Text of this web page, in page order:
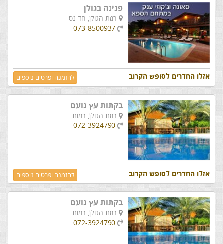
פנינה בגולן
רמת הגולן, חד נס
073-8500937
אזלו החדרים לסופש הקרוב להזמנה ופרטים נוספים
בקתות עץ נועם
רמת הגולן, רמות
072-3924790
אזלו החדרים לסופש הקרוב להזמנה ופרטים נוספים
בקתות עץ נועם
רמת הגולן, רמות
072-3924790